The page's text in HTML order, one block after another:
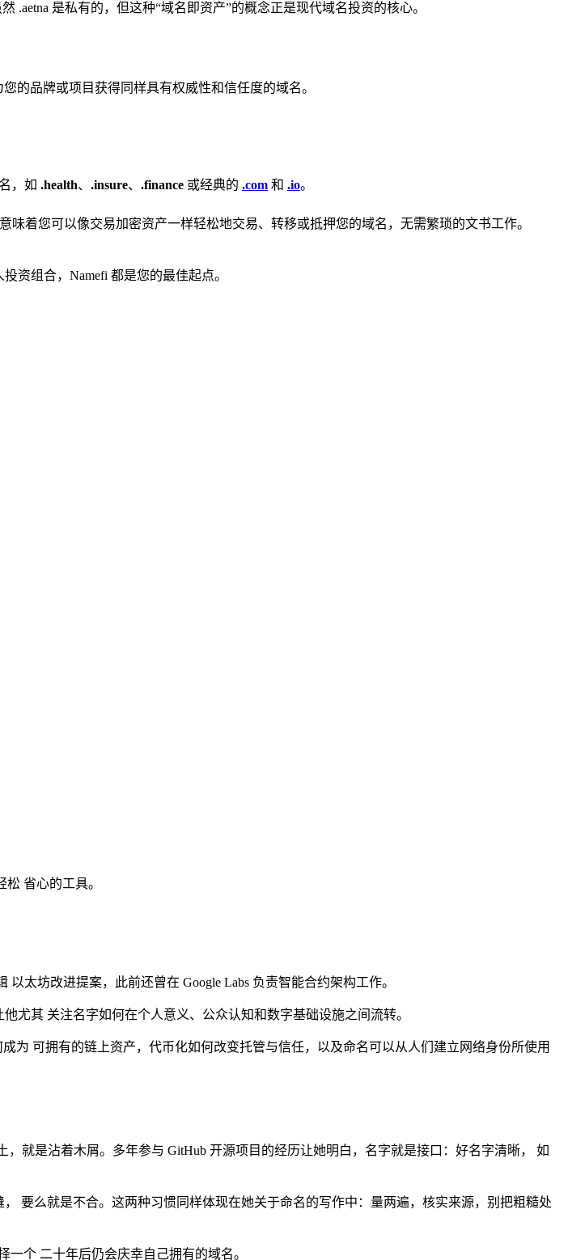
是私有的，但这种“域名即资产”的概念正是现代域名投资的核心。
的品牌或项目获得同样具有权威性和信任度的域名。
，如 .health、 .insure、 .finance 或经典的 .com 和 .io。
味着您可以像交易加密资产一样轻松地交易、转移或抵押您的域名，无需繁琐的文书工作。
资组合，Namefi 都是您的最佳起点。
省心的工具。
太坊改进提案，此前还曾在 Google Labs 负责智能合约架构工作。
尤其 关注名字如何在个人意义、公众认知和数字基础设施之间流转。
为 可拥有的链上资产，代币化如何改变托管与信任，以及命名可以从人们建立网络身份所使用
就是沾着木屑。多年参与 GitHub 开源项目的经历让她明白，名字就是接口：好名字清晰， 如
要么就是不合。这两种习惯同样体现在她关于命名的写作中：量两遍，核实来源，别把粗糙处
个 二十年后仍会庆幸自己拥有的域名。